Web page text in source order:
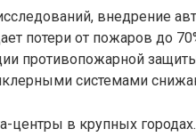
внедрение
потери от пожаров до
противопожарной
системами
центры в крупных